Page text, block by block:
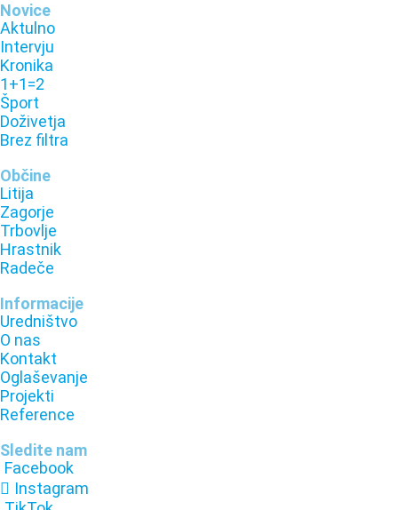
Novice
Aktulno
Intervju
Kronika
1+1=2
Šport
Doživetja
Brez filtra
Občine
Litija
Zagorje
Trbovlje
Hrastnik
Radeče
Informacije
Uredništvo
O nas
Kontakt
Oglaševanje
Projekti
Reference
Sledite nam
Facebook
Instagram